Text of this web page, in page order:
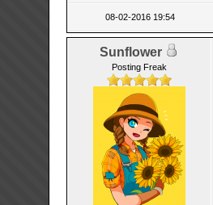
08-02-2016 19:54
Sunflower
Posting Freak